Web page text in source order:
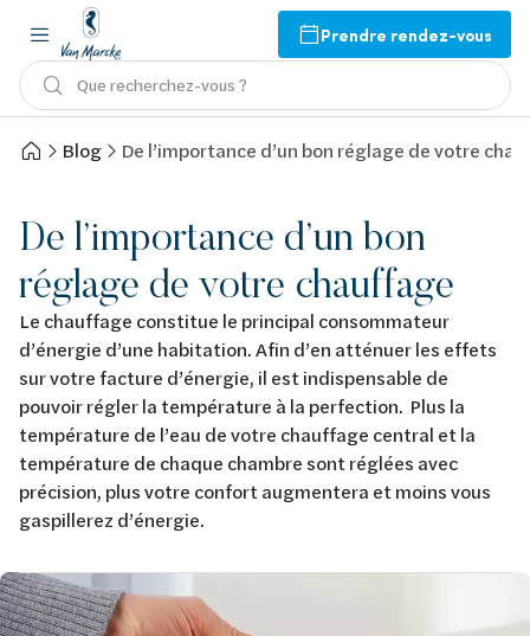
Prendre rendez-vous
Que recherchez-vous ?
Blog De l’importance d’un bon réglage de votre
De l’importance d’un bon
réglage de votre chauffage
Le chauffage constitue le principal consommateur
d’énergie d’une habitation. Afin d’en atténuer les effets
sur votre facture d’énergie, il est indispensable de
pouvoir régler la température à la perfection. Plus la
température de l’eau de votre chauffage central et la
température de chaque chambre sont réglées avec
précision, plus votre confort augmentera et moins vous
gaspillerez d’énergie.
Afbeelding